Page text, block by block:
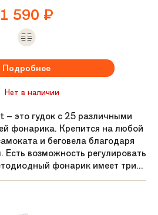
1 590 ₽
Подробнее
Нет в наличии
– это гудок с 25 различными
фонарика. Крепится на любой
и беговела благодаря
возможность регулировать
фонарик имеет три...